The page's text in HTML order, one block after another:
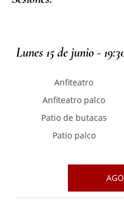
Lunes 15 de junio -
Anfiteatro
Anfiteatro palco
Patio de butacas
Patio palco